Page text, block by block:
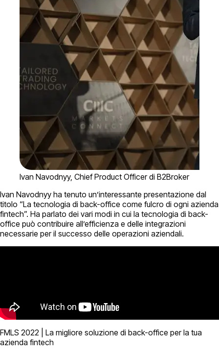
Ivan Navodnyy, Chief Product Officer di B2Broker
Ivan Navodnyy ha tenuto un’interessante presentazione dal
titolo “La tecnologia di back-office come fulcro di ogni azienda
fintech”. Ha parlato dei vari modi in cui la tecnologia di back-
office può contribuire all’efficienza e delle integrazioni
necessarie per il successo delle operazioni aziendali.
FMLS 2022 | La migliore soluzione di back-office per la tua
azienda fintech